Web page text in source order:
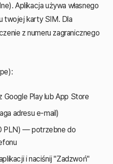
Aplikacja używa własnego
twojej karty SIM. Dla
z numeru zagranicznego
Google Play lub App Store
adresu e-mail)
PLN) — potrzebne do
i naciśnij "Zadzwoń"